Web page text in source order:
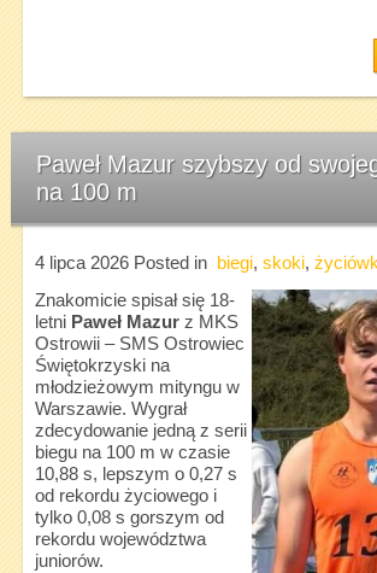
Paweł Mazur szybszy od
na 100 m
4 lipca 2026Posted in biegi, skoki,
Znakomicie spisał się 18-
letni Paweł Mazurz MKS
Ostrowii – SMS Ostrowiec
Świętokrzyski na
młodzieżowym mityngu w
Warszawie. Wygrał
zdecydowanie jedną z serii
biegu na 100 m w czasie
10,88 s, lepszym o 0,27 s
od rekordu życiowego i
tylko 0,08 s gorszym od
rekordu województwa
juniorów.